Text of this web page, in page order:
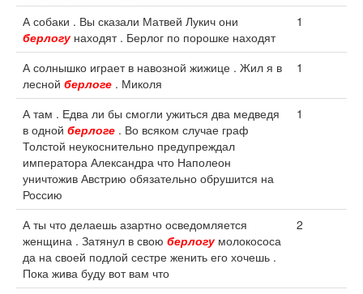
А собаки . Вы сказали Матвей Лукич они
берлогунаходят . Берлог по порошке находят
1
А солнышко играет в навозной жижице . Жил я в
лесной берлоге . Миколя
1
А там . Едва ли бы смогли ужиться два медведя
в одной берлоге . Во всяком случае граф
Толстой неукоснительно предупреждал
императора Александра что Наполеон
уничтожив Австрию обязательно обрушится на
Россию
1
А ты что делаешь азартно осведомляется
женщина . Затянул в свою берлогумолокососа
да на своей подлой сестре женить его хочешь .
Пока жива буду вот вам что
2